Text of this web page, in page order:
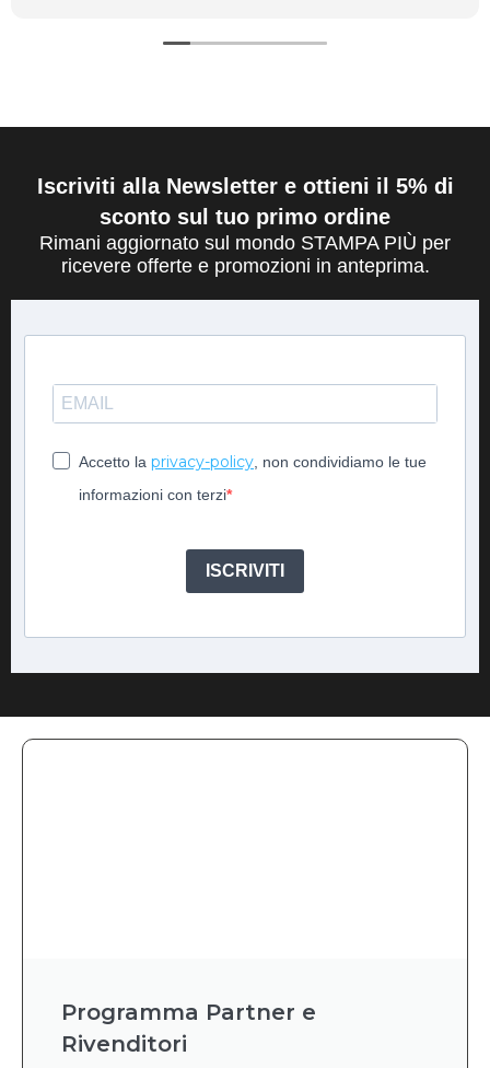
Iscriviti alla Newsletter e ottieni il 5% di
sconto sul tuo primo ordine
Rimani aggiornato sul mondo STAMPA PIÙ per
ricevere offerte e promozioni in anteprima.
Accetto la privacy-policy , non condividiamo le tue
informazioni con terzi
ISCRIVITI
Programma Partner e
Rivenditori